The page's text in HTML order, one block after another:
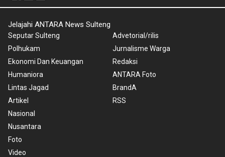
Jelajahi ANTARA News Sulteng
Seputar Sulteng
Polhukam
Ekonomi Dan Keuangan
Humaniora
Lintas Jagad
Artikel
Nasional
Nusantara
Foto
Video
Advetorial/rilis
Jurnalisme Warga
Redaksi
ANTARA Foto
BrandA
RSS